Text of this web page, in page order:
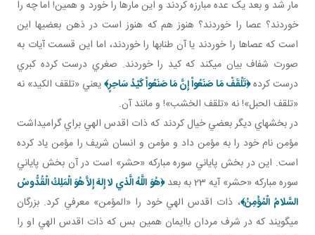
مار شد و بعد يک عده مبارزه کردند و اين مارها را خورد و همين! اما چه را
خوردند؟ عصا را خوردند؟ هنوز هم که هنوز است در ذهن بعضي ها اين
است که عصاها را خوردند يا آن طناب ها را خوردند، اما اين قسمت آيات به
صورت شفاف بيان مي کند که کيد را خوردند. صغري درست کرده کبري
درست کرده﴿تَلْقَفْ مَا صَنَعُواْ إِنَّ مَا صَنَعُواْ كَيْدُ سَاحِرٍ﴾يعني «تلقف الکيد» نه
«تلقف الحبل»! نه «تلقف الخشب»! و مانند آن.
در بخش هاي ديگر بعضي خيال کردند که ذات اقدس الهي براي گراميداشت
مؤمن نام خود را به مؤمن داد و مؤمن و انسان شريف را مؤمن ياد کرده
است. اين در بخش پاياني سوره مبارکه «حشر» است در آن بخش پاياني
سوره مبارکه «حشر» آيه 23 به بعد
﴿هُوَ اللَّهُ الَّذي لا إِلهَ إِلاَّ هُوَ الْمَلِكُ الْقُدُّوسُ
السَّلامُ الْمُؤْمِنُ‏﴾، ذات اقدس الهي خود را «المؤمن» معرفي کرد. بزرگان
مي گويند که در شرف مردان باايمان همين بس که ذات اقدس الهي او را